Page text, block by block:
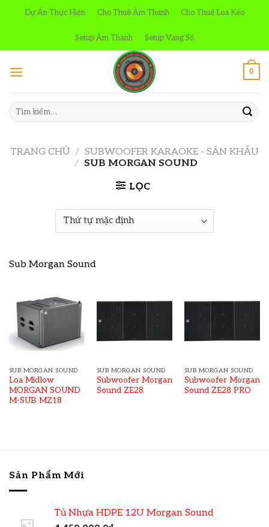
Dự Án Thực Hiện Cho Thuê Âm Thanh Cho Thuê Loa Kéo
Setup Âm Thanh Setup Vang Số
0
Tìm
kiếm:
TRANG CHỦ / SUBWOOFER KARAOKE - SÂN KHẤU
/ SUB MORGAN SOUND
LỌC
Sub Morgan Sound
SUB MORGAN SOUND
Loa Midlow
MORGAN SOUND
M-SUB MZ18
SUB MORGAN SOUND
Subwoofer Morgan
Sound ZE28
SUB MORGAN SOUND
Subwoofer Morgan
Sound ZE28 PRO
Sản Phẩm Mới
Tủ Nhựa HDPE 12U Morgan Sound